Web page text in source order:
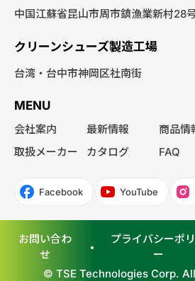
中国江蘇省昆山市周市鎮漁業新村28
クリーンシューズ製造工場
台湾・台中市神岡区社南街
MENU
会社案内 最新情報 商品情
取扱メーカー
カタログ FAQ
Facebook YouTube
お問い合わ
せ
プライバシーポ
ー
© TSE Technologies Corp.